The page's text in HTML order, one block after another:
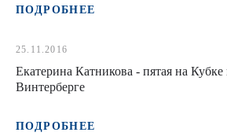
ПОДРОБНЕЕ
25.11.2016
Екатерина Катникова - пятая на
Винтерберге
ПОДРОБНЕЕ